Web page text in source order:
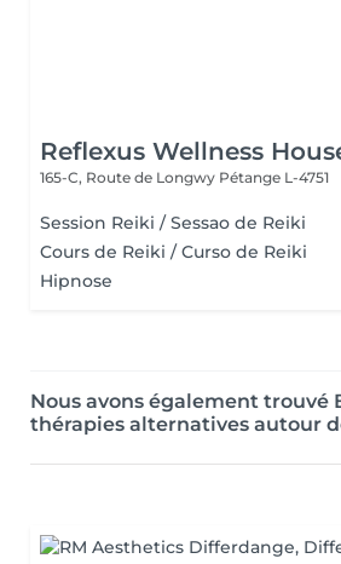
Reflexus Wellness
165-C, Route de Longwy Pétange L-4751
Session Reiki / Sessao de Reiki
Cours de Reiki / Curso de Reiki
Hipnose
Nous avons également trouvé
thérapies alternatives autour